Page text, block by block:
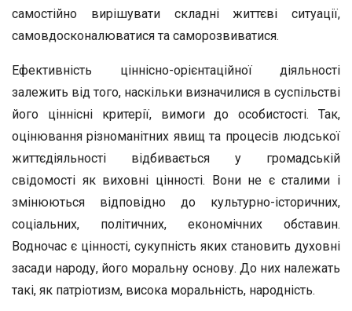
самостійно вирішувати складні життєві ситуації,
самовдосконалюватися та саморозвиватися.
Ефективність ціннісно-орієнтаційної діяльності
залежить від того, наскільки визначилися в суспільстві
його ціннісні критерії, вимоги до особистості. Так,
оцінювання різноманітних явищ та процесів людської
життєдіяльності відбивається у громадській
свідомості як виховні цінності. Вони не є сталими і
змінюються відповідно до культурно-історичних,
соціальних, політичних, економічних обставин.
Водночас є цінності, сукупність яких становить духовні
засади народу, його моральну основу. До них належать
такі, як патріотизм, висока моральність, народність.